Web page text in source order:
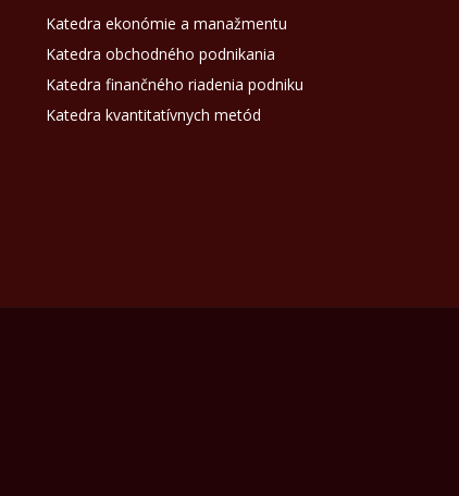
Katedra ekonómie a manažmentu
Katedra obchodného podnikania
Katedra finančného riadenia podniku
Katedra kvantitatívnych metód